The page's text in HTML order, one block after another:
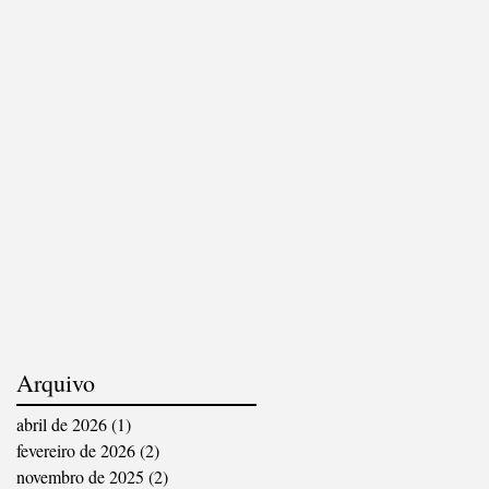
Arquivo
abril de 2026(1)
fevereiro de 2026(2)
novembro de 2025 (2)